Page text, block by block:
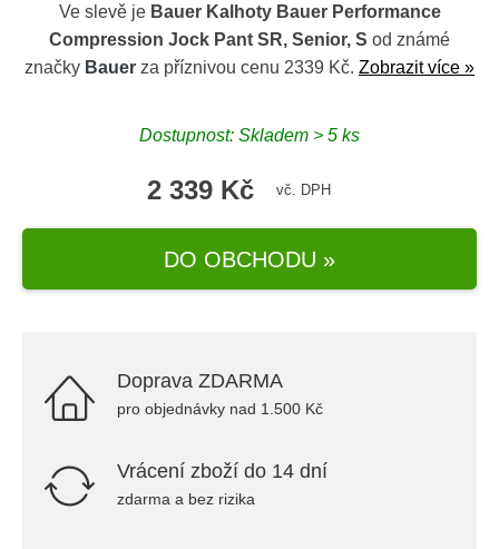
Ve slevě je Bauer Kalhoty Bauer Performance
Compression Jock Pant SR, Senior, S od známé
značky Bauer za příznivou cenu 2339 Kč. Zobrazit více »
Dostupnost: Skladem > 5 ks
2 339 Kč vč. DPH
DO OBCHODU »
Doprava ZDARMA
pro objednávky nad 1.500 Kč
Vrácení zboží do 14 dní
zdarma a bez rizika